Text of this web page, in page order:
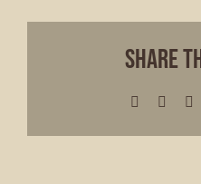
Share
Facebook